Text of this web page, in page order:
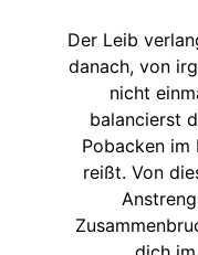
Der Leib
danach, von
nicht
balancierst
Pobacken im
reißt. Von